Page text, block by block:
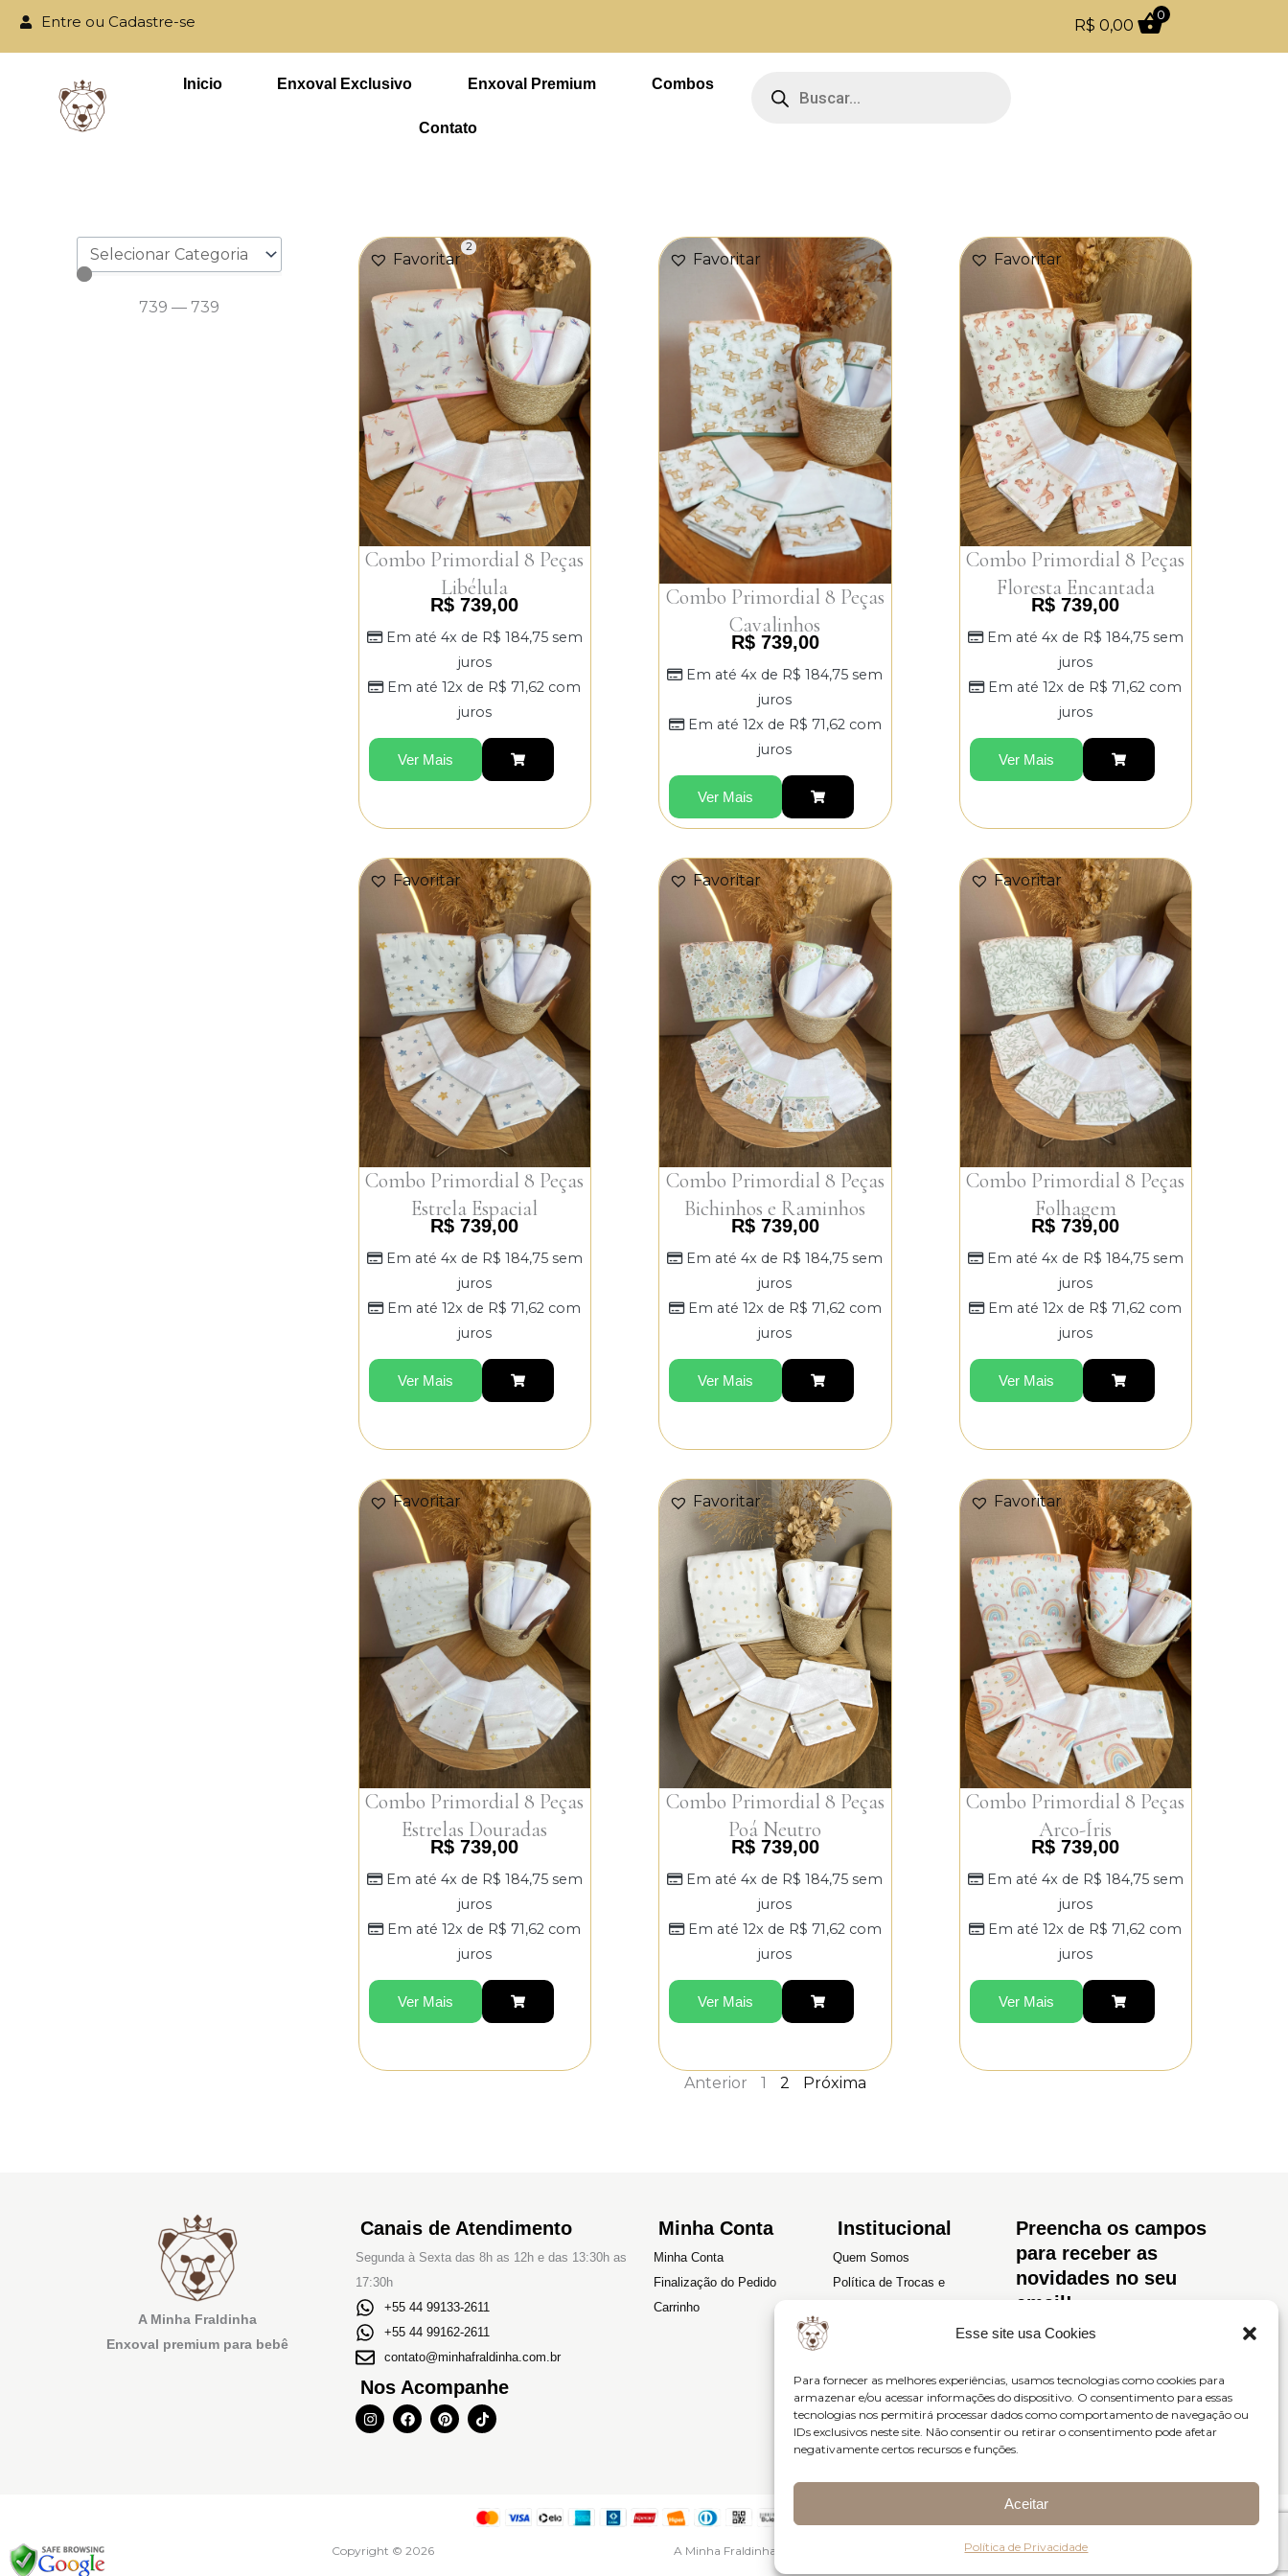
Esse site usa Cookies
Para fornecer as melhores experiências, usamos tecnologias como cookies para
armazenar e/ou acessar informações do dispositivo. O consentimento para essas
tecnologias nos permitirá processar dados como comportamento de navegação ou
IDs exclusivos neste site. Não consentir ou retirar o consentimento pode afetar
negativamente certos recursos e funções.
Aceitar
Política de Privacidade
conteúdo
Entre ou Cadastre-se R$ 0,00
0
Inicio Enxoval Exclusivo Enxoval Premium Combos
Contato
739 — 739
Favoritar
2
Combo Primordial 8 Peças
Libélula
R$ 739,00
Em até 4x de R$ 184,75sem
juros
Em até 12x de R$ 71,62 com
juros
Ver Mais
Favoritar
Combo Primordial 8 Peças
Cavalinhos
R$739,00
Em até 4x de R$ 184,75 sem
juros
Em até 12x de R$ 71,62com
juros
Ver Mais
Favoritar
Combo Primordial 8 Peças
Floresta Encantada
R$ 739,00
Em até 4x de R$ 184,75sem
juros
Em até 12x de R$ 71,62 com
juros
Ver Mais
Favoritar
Combo Primordial 8 Peças
Estrela Espacial
R$ 739,00
Em até 4x de R$ 184,75sem
juros
Em até 12x de R$ 71,62 com
juros
Ver Mais
Favoritar
Combo Primordial 8 Peças
Bichinhos e Raminhos
R$739,00
Em até 4x de R$ 184,75 sem
juros
Em até 12x de R$ 71,62com
juros
Ver Mais
Favoritar
Combo Primordial 8 Peças
Folhagem
R$ 739,00
Em até 4x de R$ 184,75sem
juros
Em até 12x de R$ 71,62 com
juros
Ver Mais
Favoritar
Combo Primordial 8 Peças
Estrelas Douradas
R$ 739,00
Em até 4x de R$ 184,75sem
juros
Em até 12x de R$ 71,62 com
juros
Ver Mais
Favoritar
Combo Primordial 8 Peças
Poá Neutro
R$739,00
Em até 4x de R$ 184,75 sem
juros
Em até 12x de R$ 71,62com
juros
Ver Mais
Favoritar
Combo Primordial 8 Peças
Arco-Íris
R$ 739,00
Em até 4x de R$ 184,75sem
juros
Em até 12x de R$ 71,62 com
juros
Ver Mais
Anterior
Page
1
Page
2 Próxima
A Minha Fraldinha
Enxoval premium para bebê
Canais de Atendimento
Segunda à Sexta das 8h as 12h e das 13:30h as
17:30h
+55 44 99133-2611
+55 44 99162-2611
contato@minhafraldinha.com.br
Nos Acompanhe
I
n
F
a
P
i
T
i
Minha Conta
Minha Conta
Finalização do Pedido
Carrinho
Institucional
Quem Somos
Política de Trocas e
Política de Privacidade
Preencha os campos
para receber as
novidades no seu
email!
Copyright © 2026 A Minha Fraldinha – CNPJ: 46.652.493/0001-45